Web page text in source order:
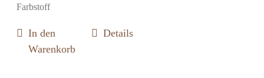
Farbstoff
In den
Warenkorb
Details